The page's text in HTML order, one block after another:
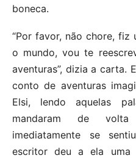
boneca.
“Por favor, não chore, fiz
o mundo, vou te
aventuras”, dizia a carta.
conto de aventuras
Elsi, lendo aquelas
mandaram de
imediatamente se
escritor deu a ela uma